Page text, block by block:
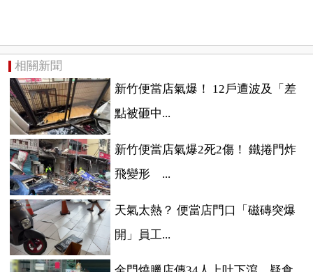
相關新聞
新竹便當店氣爆！ 12戶遭波及「差
點被砸中...
新竹便當店氣爆2死2傷！ 鐵捲門炸
飛變形 ...
天氣太熱？ 便當店門口「磁磚突爆
開」員工...